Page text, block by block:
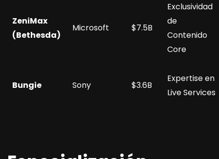
ZeniMax
(Bethesda)
Microsoft $7.5B
Exclusividad
de
Contenido
Core
Bungie Sony $3.6B
Expertise en
Live Services